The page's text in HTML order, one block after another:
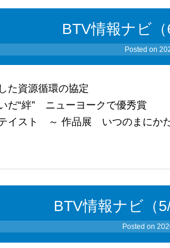
BTV情報ナビ（
Posted on
た資源循環の協定
だ“絆” ニューヨークで優秀賞
テイスト ～ 作品展 いつのまにか
BTV情報ナビ（
Posted on